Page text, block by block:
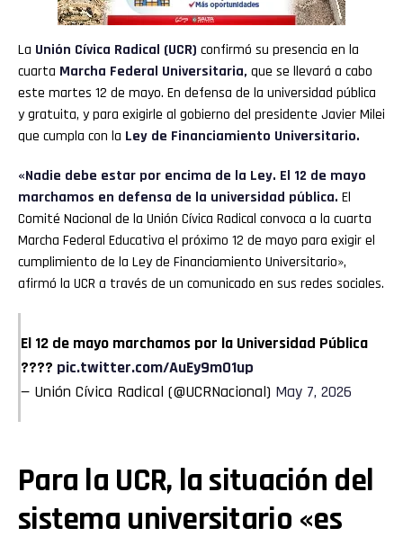
La Unión Cívica Radical (UCR) confirmó su presencia en la
cuarta Marcha Federal Universitaria, que se llevará a cabo
este martes 12 de mayo. En defensa de la universidad pública
y gratuita, y para exigirle al gobierno del presidente Javier Milei
que cumpla con la Ley de Financiamiento Universitario.
«Nadie debe estar por encima de la Ley. El 12 de mayo
marchamos en defensa de la universidad pública. El
Comité Nacional de la Unión Cívica Radical convoca a la cuarta
Marcha Federal Educativa el próximo 12 de mayo para exigir el
cumplimiento de la Ley de Financiamiento Universitario»,
afirmó la UCR a través de un comunicado en sus redes sociales.
El 12 de mayo marchamos por la Universidad Pública
???? pic.twitter.com/AuEy9m01up
— Unión Cívica Radical (@UCRNacional) May 7, 2026
Para la UCR, la situación del
sistema universitario «es